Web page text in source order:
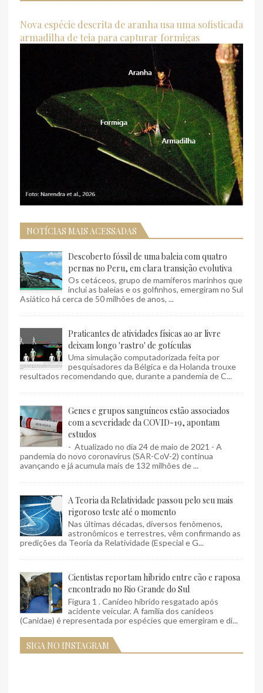
Nova espécie descrita de aranha usa uma sofisticada
armadilha de teia para capturar formigas
NOTÍCIAS MAIS ACESSADAS
Descoberto fóssil de uma baleia com quatro
pernas no Peru, em clara transição evolutiva
Os cetáceos, grupo de mamíferos marinhos que
inclui as baleias e os golfinhos, emergiram no Sul
Asiático há cerca de 50 milhões de anos, ...
Praticantes de atividades físicas ao ar livre
deixam longo 'rastro' de gotículas
Uma simulação computadorizada feita por
pesquisadores da Bélgica e da Holanda trouxe
resultados recomendando que, durante a pandemia de C...
Genes e grupos sanguíneos estão associados
com a severidade da COVID-19, apontam
estudos
- Atualizado no dia 24 de maio de 2021 - A
pandemia do novo coronavírus (SAR-CoV-2) continua
avançando e já acumula mais de 132 milhões de ...
A Teoria da Relatividade passou pelo seu mais
rigoroso teste até o momento
Nas últimas décadas, diversos fenômenos,
astronômicos e terrestres, vêm confirmando as
predições da Teoria da Relatividade (Especial e G...
Cientistas reportam híbrido entre cão e raposa
encontrado no Rio Grande do Sul
Figura 1 . Canídeo híbrido resgatado após
acidente veicular. A família dos canídeos
(Canidae) é representada por espécies que emergiram e di...
SIGA NO INSTAGRAM